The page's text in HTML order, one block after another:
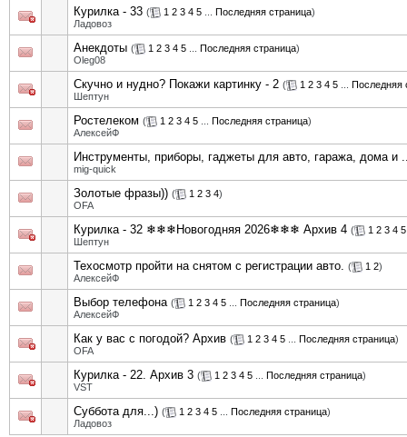
Курилка - 33 ( 1 2 3 4 5 Последняя страница)
Ладовоз
Анекдоты ( 1 2 3 4 5 Последняя страница)
Oleg08
Скучно и нудно? Покажи картинку - 2 ( 1 2 3 4 5
Последняя
Шептун
Ростелеком ( 1 2 3 4 5 Последняя страница)
АлексейФ
Инструменты, приборы, гаджеты для авто, гаража, дома и
mig-quick
Золотые фразы)) ( 1 2 3 4)
OFA
Курилка - 32 ❄❄❄Новогодняя 2026❄❄❄ Архив 4 ( 1 2 3 4 5
Шептун
Техосмотр пройти на снятом с регистрации авто. ( 1 2)
АлексейФ
Выбор телефона ( 1 2 3 4 5 Последняя страница)
АлексейФ
Как у вас с погодой? Архив ( 1 2 3 4 5 Последняя страница)
OFA
Курилка - 22. Архив 3 ( 1 2 3 4 5 Последняя страница)
VST
Суббота для...) ( 1 2 3 4 5 Последняя страница)
Ладовоз